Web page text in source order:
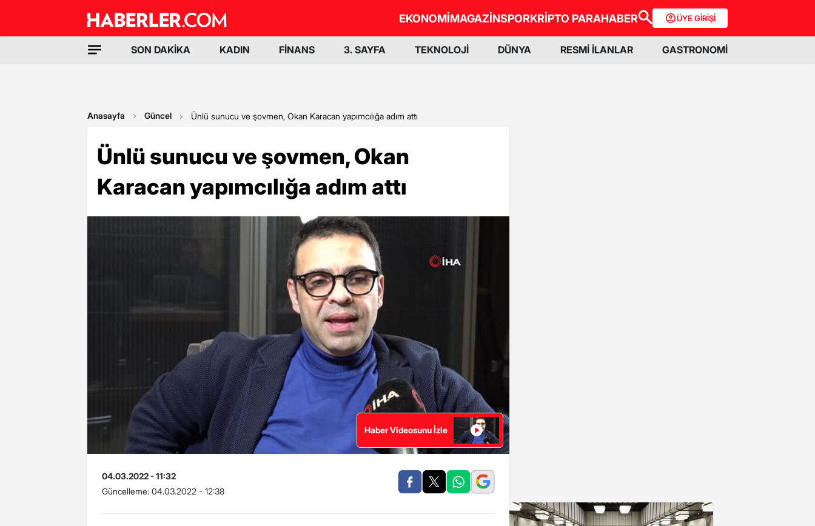
EKONOMİMAGAZİNSPORKRİPTO PARAHABER ÜYE GİRİŞİ
SON DAKİKA KADIN FİNANS 3. SAYFA TEKNOLOJİ DÜNYA RESMİ İLANLAR GASTRONOMİ
Anasayfa Güncel Ünlü sunucu ve şovmen, Okan Karacan yapımcılığa adım attı
Ünlü sunucu ve şovmen, Okan
Karacan yapımcılığa adım attı
Haber Videosunu İzle
04.03.2022 - 11:32
Güncelleme: 04.03.2022 - 12:38